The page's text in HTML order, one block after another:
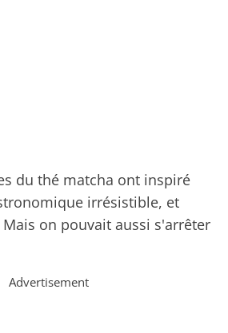
du thé matcha ont inspiré
irrésistible, et
on pouvait aussi s'arrêter
Advertisement